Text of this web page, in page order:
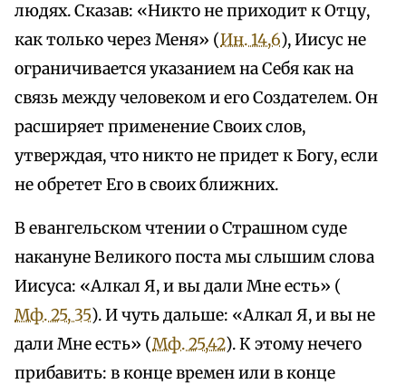
людях. Сказав: «Никто не приходит к Отцу,
как только через Меня» (Ин. 14,6), Иисус не
ограничивается указанием на Себя как на
связь между человеком и его Создателем. Он
расширяет применение Своих слов,
утверждая, что никто не придет к Богу, если
не обретет Его в своих ближних.
В евангельском чтении о Страшном суде
накануне Великого поста мы слышим слова
Иисуса: «Алкал Я, и вы дали Мне есть» (
Мф. 25, 35). И чуть дальше: «Алкал Я, и вы не
дали Мне есть» (Мф. 25,42). К этому нечего
прибавить: в конце времен или в конце